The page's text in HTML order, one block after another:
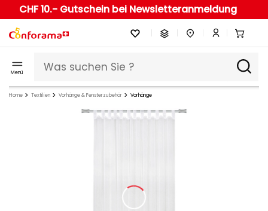
CHF 10.- Gutschein bei Newsletteranmeldung
Menü
Home Textilien Vorhänge & Fensterzubehör Vorhänge